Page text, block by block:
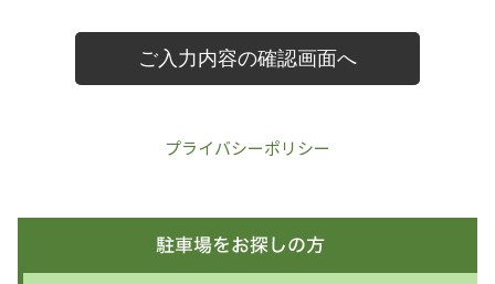
プライバシーポリシー